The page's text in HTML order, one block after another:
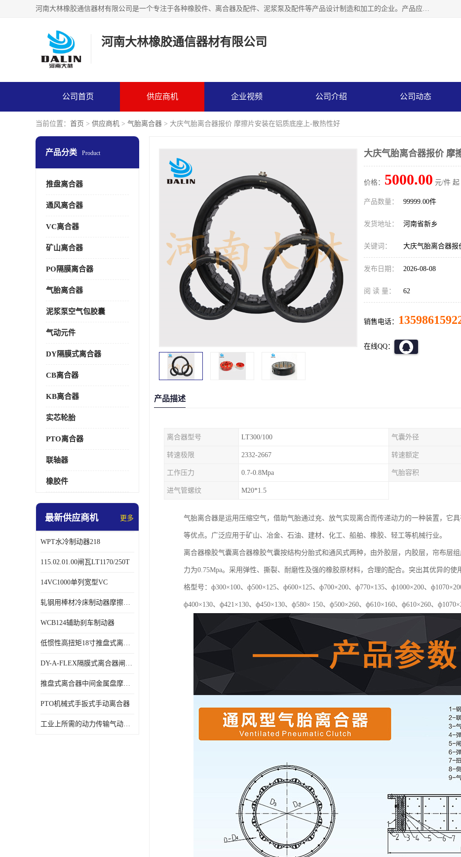
河南大林橡胶通信器材有限公司是一个专注于各种橡胶件、离合器及配件、泥浆泵及配件等产品设计制造和加工的企业。产品应用于矿山、冶金、石油、钢铁、化工、水泥、船舶、造纸、通用机械等各种大功率机械传动或制动装置。
河南大林橡胶通信器材有限公司
公司首页 供应商机 企业视频 公司介绍 公司动态
当前位置： 首页 > 供应商机 > 气胎离合器 > 大庆气胎离合器报价 摩擦片安装在铝质底座上-散热性好
产品分类 Product
推盘离合器
通风离合器
VC离合器
矿山离合器
PO隔膜离合器
气胎离合器
泥浆泵空气包胶囊
气动元件
DY隔膜式离合器
CB离合器
KB离合器
实芯轮胎
PTO离合器
联轴器
橡胶件
最新供应商机 更多
WPT水冷制动器218
115.02.01.00闸瓦LT1170/250T
14VC1000单列宽型VC
轧钢用棒材冷床制动器摩擦片218
WCB124辅助刹车制动器
低惯性高扭矩18寸推盘式离合器中心盘齿盘W18-11-101
DY-A-FLEX隔膜式离合器闸瓦总成7015125A
推盘式离合器中间金属盘摩擦盘18寸
PTO机械式手扳式手动离合器
工业上所需的动力传输气动离合器WCB424
大庆气胎离合器报价 摩
价格： 5000.00 元/件 起
产品数量： 99999.00件
发货地址： 河南省新乡
关键词： 大庆气胎离合器报
发布日期： 2026-08-08
阅 读 量： 62
销售电话：
在线QQ：
产品描述
离合器型号 LT300/100 气囊外径
转速极限 2332-2667 转速额定
工作压力 0.7-0.8Mpa 气胎容积
进气管螺纹 M20*1.5
气胎离合器是运用压缩空气，借助气胎通过充、放气实现离合而传递动力的一种装置，它
等优点。广泛应用于矿山、冶金、石油、建材、化工、船舶、橡胶、轻工等机械行业。
离合器橡胶气囊离合器橡胶气囊按结构分胎式和通风式两种，由外胶层，内胶层，帘布层
力为0.75Mpa。采用弹性、撕裂、耐磨性及强的橡胶原材料，合理的配合。突出其优异的
格型号：ф300×100、ф500×125、ф600×125、ф700×200、ф770×135、ф1000×200、
ф400×130、ф421×130、ф450×130、ф580× 150、ф500×260、ф610×160、ф610×260、